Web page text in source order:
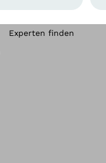
Experten finden